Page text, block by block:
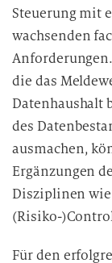
Steuerung mit
wachsenden
die das
Datenhaushalt
des
ausmachen,
Ergänzungen
Disziplinen
(Risiko-
Für den